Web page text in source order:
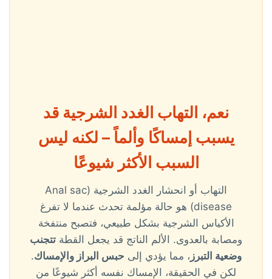
نعم، التهاب الغدد الشرجية قد
يسبب إمساكًا وألماً – لكنه ليس
السبب الأكثر شيوعًا
التهاب أو انحشار الغدد الشرجية (Anal sac
disease) هو حالة مؤلمة تحدث عندما لا تفرغ
الأكياس الشرجية بشكل طبيعي، فتصبح منتفخة
ومصابة بالعدوى. الألم الناتج قد يجعل القطة تتجنب
وضعية التبرز ، مما يؤدي إلى حبس البراز والإمساك.
لكن في الحقيقة، الإمساك نفسه أكثر شيوعًا من